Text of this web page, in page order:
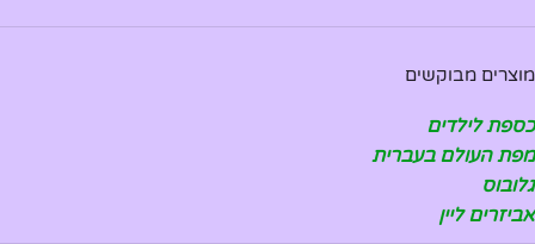
מוצרים מבוקשים
כספת לילדים
מפת העולם בעברית
גלובוס
אביזרים ליין